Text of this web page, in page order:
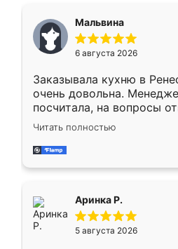
меньше, здесь же он
Мне нравится ,если что-
мебели буду заказывать
Мальвина
6 августа 2026
Заказывала кухню в
очень довольна.
посчитала, на вопросы
Замерщик приехал в
делу со всей
за день, ребята работали
Читать полностью
Аринка Р.
5 августа 2026